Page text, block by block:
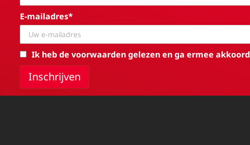
E-mailadres*
Ik heb de voorwaarden gelezen en ga ermee akkoord